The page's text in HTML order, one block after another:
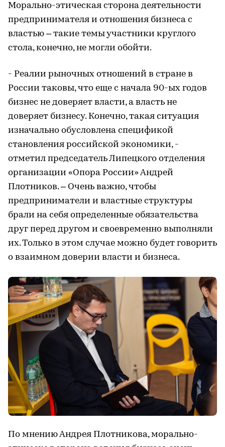
Морально-этическая сторона деятельности
предпринимателя и отношения бизнеса с
властью – такие темы участники круглого
стола, конечно, не могли обойти.
- Реалии рыночных отношений в стране в
России таковы, что еще с начала 90-ых годов
бизнес не доверяет власти, а власть не
доверяет бизнесу. Конечно, такая ситуация
изначально обусловлена спецификой
становления российской экономики, -
отметил председатель Липецкого отделения
организации «Опора России» Андрей
Плотников. – Очень важно, чтобы
предприниматели и властные структуры
брали на себя определенные обязательства
друг перед другом и своевременно выполняли
их. Только в этом случае можно будет говорить
о взаимном доверии власти и бизнеса.
По мнению Андрея Плотникова, морально-